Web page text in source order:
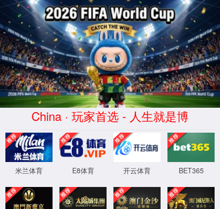
中国·太阳集团tyc86(股份公司)-
Official website
服务器错误
404 - 找不到文件或目录。
您要查找的资源可能已被删除，已更改名称或者暂时不可用。
XML 地图